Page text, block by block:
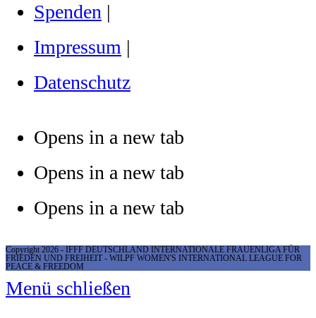
Spenden |
Impressum |
Datenschutz
Opens in a new tab
Opens in a new tab
Opens in a new tab
Copyright 2026 - IFFF DEUTSCHLAND INTERNATIONALE FRAUENLIGA FÜR
FRIEDEN UND FREIHEIT - WILPF WOMEN'S INTERNATIONAL LEAGUE FOR
PEACE & FREEDOM
Menü schließen